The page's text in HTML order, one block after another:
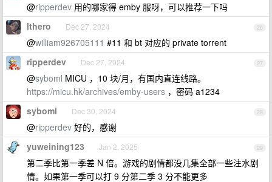
@ripperdev 用的哪家得 emby 服呀，可以推荐一下吗
26
lthero Dec 27, 2024
@william926705111 #11 和 bt 对应的 private torrent
27
ripperdev Dec 27, 2024
@syboml MICU ，10 块/月，有国内直连线路。
https://micu.hk/archives/emby-users ，密码 a1234
28
syboml Dec 30, 2024
@ripperdev 好的，感谢
29
yuweining123 Jan 2, 2025
第二季比第一季差 N 倍。游戏的剧情都没几集全部一些注水剧
情。如果第一季可以打 9 分第二季 3 分不能更多